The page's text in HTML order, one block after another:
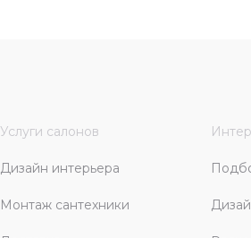
Услуги салонов
Дизайн интерьера
Монтаж сантехники